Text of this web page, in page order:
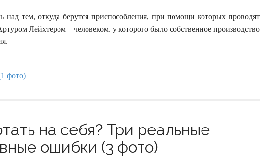
над тем, откуда берутся приспособления, при помощи которых проводят
Лейхтером – человеком, у которого было собственное производство
на себя? Три реальные
ошибки (3 фото)